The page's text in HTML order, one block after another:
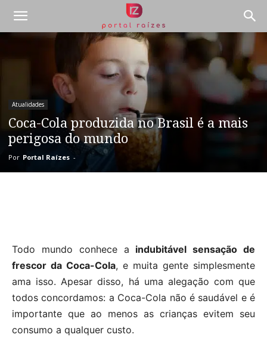
Atualidades
Coca-Cola produzida no Brasil é a mais
perigosa do mundo
Por Portal Raízes -
Todo mundo conhece a indubitável sensação de
frescor da Coca-Cola, e muita gente simplesmente
ama isso. Apesar disso, há uma alegação com que
todos concordamos: a Coca-Cola não é saudável e é
importante que ao menos as crianças evitem seu
consumo a qualquer custo.